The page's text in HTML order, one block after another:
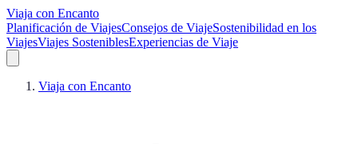
Viaja con Encanto
Planificación de ViajesConsejos de ViajeSostenibilidad en los
ViajesViajes SosteniblesExperiencias de Viaje
Viaja con Encanto